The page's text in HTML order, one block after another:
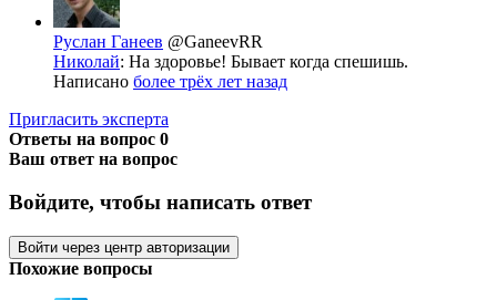
Руслан Ганеев @GaneevRR
Николай: На здоровье! Бывает когда спешишь.
Написано более трёх лет назад
Пригласить эксперта
Ответы на вопрос 0
Ваш ответ на вопрос
Войдите, чтобы написать ответ
Войти через центр авторизации
Похожие вопросы